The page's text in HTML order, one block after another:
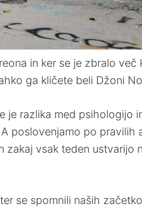
in ker se je zbralo več
ga kličete beli Džoni
je razlika med psihologijo
poslovenjamo po pravilih
zakaj vsak teden ustvarijo
se spomnili naših